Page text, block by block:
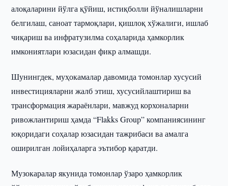
алоқаларини йўлга қўйиш, истиқболли йўналишларни
белгилаш, саноат тармоқлари, қишлоқ хўжалиги, ишлаб
чиқариш ва инфратузилма соҳаларида ҳамкорлик
имкониятлари юзасидан фикр алмашди.
Шунингдек, муҳокамалар давомида томонлар хусусий
инвестицияларни жалб этиш, хусусийлаштириш ва
трансформация жараёнлари, мавжуд корхоналарни
ривожлантириш ҳамда “Flakks Group” компаниясининг
юқоридаги соҳалар юзасидан тажрибаси ва амалга
оширилган лойиҳаларга эътибор қаратди.
Музокаралар якунида томонлар ўзаро ҳамкорлик